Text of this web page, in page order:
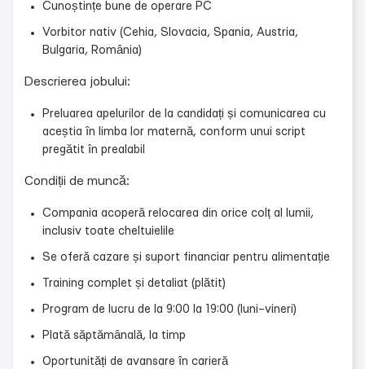
Cunoștințe bune de operare PC
Vorbitor nativ (Cehia, Slovacia, Spania, Austria,
Bulgaria, România)
Descrierea jobului:
Preluarea apelurilor de la candidați și comunicarea cu
aceștia în limba lor maternă, conform unui script
pregătit în prealabil
Condiții de muncă:
Compania acoperă relocarea din orice colț al lumii,
inclusiv toate cheltuielile
Se oferă cazare și suport financiar pentru alimentație
Training complet și detaliat (plătit)
Program de lucru de la 9:00 la 19:00 (luni–vineri)
Plată săptămânală, la timp
Oportunități de avansare în carieră